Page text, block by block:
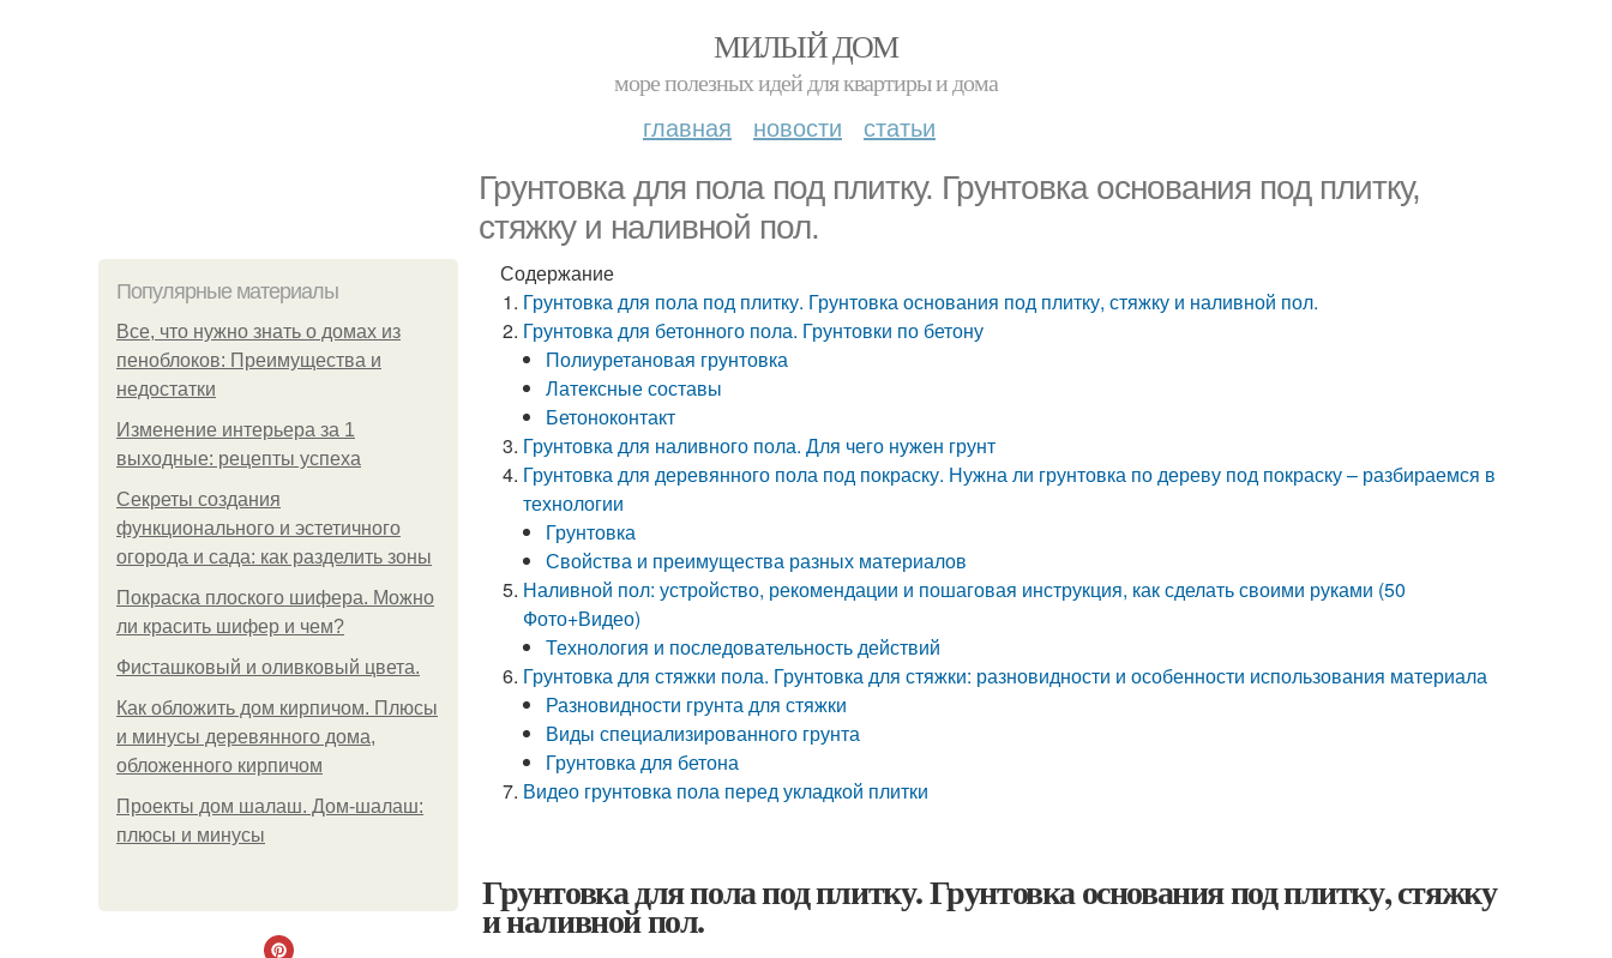
МИЛЫЙ ДОМ
море полезных идей для квартиры и дома
главная новости статьи
Грунтовка для пола под плитку. Грунтовка основания под плитку,
стяжку и наливной пол.
Популярные материалы
Все, что нужно знать о домах из
пеноблоков: Преимущества и
недостатки
Изменение интерьера за 1
выходные: рецепты успеха
Секреты создания
функционального и эстетичного
огорода и сада: как разделить зоны
Покраска плоского шифера. Можно
ли красить шифер и чем?
Фисташковый и оливковый цвета.
Как обложить дом кирпичом. Плюсы
и минусы деревянного дома,
обложенного кирпичом
Проекты дом шалаш. Дом-шалаш:
плюсы и минусы
Содержание
Грунтовка для пола под плитку. Грунтовка основания под плитку, стяжку и наливной пол.
Грунтовка для бетонного пола. Грунтовки по бетону
Полиуретановая грунтовка
Латексные составы
Бетоноконтакт
Грунтовка для наливного пола. Для чего нужен грунт
Грунтовка для деревянного пола под покраску. Нужна ли грунтовка по дереву под покраску – разбираемся в
технологии
Грунтовка
Свойства и преимущества разных материалов
Наливной пол: устройство, рекомендации и пошаговая инструкция, как сделать своими руками (50
Фото+Видео)
Технология и последовательность действий
Грунтовка для стяжки пола. Грунтовка для стяжки: разновидности и особенности использования материала
Разновидности грунта для стяжки
Виды специализированного грунта
Грунтовка для бетона
Видео грунтовка пола перед укладкой плитки
Грунтовка для пола под плитку. Грунтовка основания под плитку, стяжку
и наливной пол.